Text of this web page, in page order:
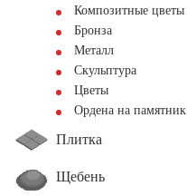
Композитные цветы
Бронза
Металл
Скульптура
Цветы
Ордена на памятник
Плитка
Щебень